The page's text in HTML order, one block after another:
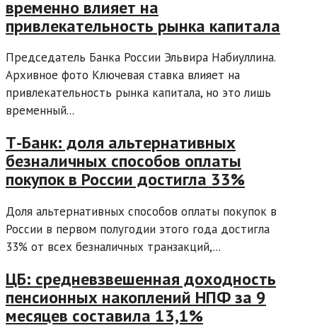
временно влияет на
привлекательность рынка капитала
Председатель Банка России Эльвира Набиуллина.
Архивное фото Ключевая ставка влияет на
привлекательность рынка капитала, но это лишь
временный...
Т-Банк: доля альтернативных
безналичных способов оплаты
покупок в России достигла 33%
Доля альтернативных способов оплаты покупок в
России в первом полугодии этого года достигла
33% от всех безналичных транзакций,...
ЦБ: средневзвешенная доходность
пенсионных накоплений НПФ за 9
месяцев составила 13,1%